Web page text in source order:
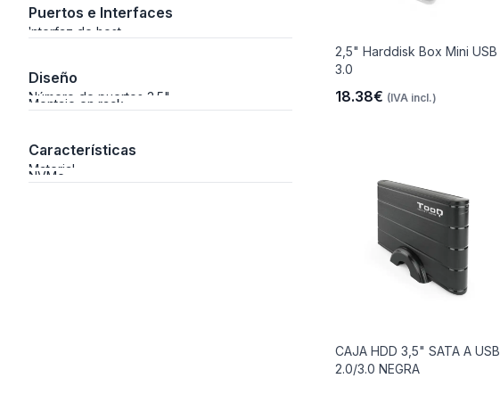
Puertos e Interfaces
Interfaz de host
Diseño
Número de puertos 3.5"
Montaje en rack
Características
Material
NVMe
2,5" Harddisk Box Mini USB
3.0
18.38€ (IVA incl.)
CAJA HDD 3,5" SATA A USB
2.0/3.0 NEGRA